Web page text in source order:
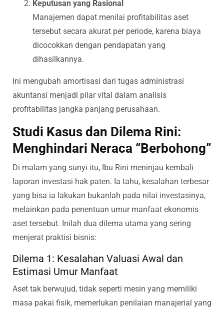
Keputusan yang Rasional
Manajemen dapat menilai profitabilitas aset
tersebut secara akurat per periode, karena biaya
dicocokkan dengan pendapatan yang
dihasilkannya.
Ini mengubah amortisasi dari tugas administrasi
akuntansi menjadi pilar vital dalam analisis
profitabilitas jangka panjang perusahaan.
Studi Kasus dan Dilema Rini:
Menghindari Neraca “Berbohong”
Di malam yang sunyi itu, Ibu Rini meninjau kembali
laporan investasi hak paten. Ia tahu, kesalahan terbesar
yang bisa ia lakukan bukanlah pada nilai investasinya,
melainkan pada penentuan umur manfaat ekonomis
aset tersebut. Inilah dua dilema utama yang sering
menjerat praktisi bisnis:
Dilema 1: Kesalahan Valuasi Awal dan
Estimasi Umur Manfaat
Aset tak berwujud, tidak seperti mesin yang memiliki
masa pakai fisik, memerlukan penilaian manajerial yang